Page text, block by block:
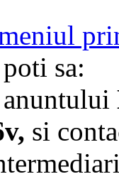
sa:
si